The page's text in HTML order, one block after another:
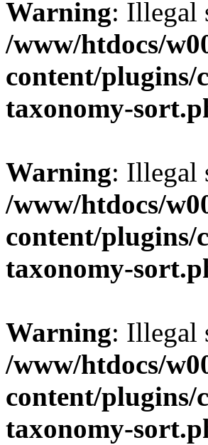
Warning: Illegal
/www/htdocs/
content/plugins/
taxonomy-
Warning: Illegal
/www/htdocs/
content/plugins/
taxonomy-
Warning: Illegal
/www/htdocs/
content/plugins/
taxonomy-